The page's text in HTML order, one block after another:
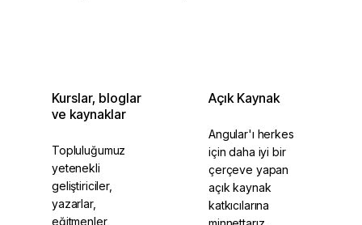
Kurslar, bloglar
ve kaynaklar
Topluluğumuz
yetenekli
geliştiriciler,
yazarlar,
eğitmenler,
Açık Kaynak
Angular'ı herkes
için daha iyi bir
çerçeve yapan
açık kaynak
katkıcılarına